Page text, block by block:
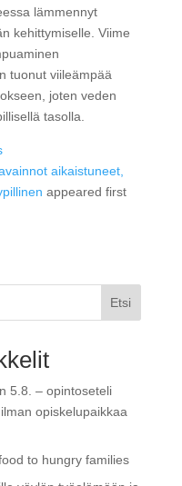
lämmennyt
kehittymiselle. Viime
tuonut viileämpää
joten veden
tasolla.
aikaistuneet,
appeared first
Etsi
5.8. – opintoseteli
opiskelupaikkaa
to hungry families